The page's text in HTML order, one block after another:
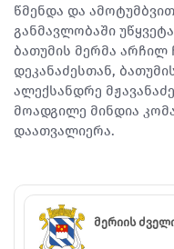
წმენდა და
განმავლობაში
ბათუმის მერმა არჩილ
დეკანაძესთან,
ალექსანდრე
მოადგილე მინდია
დაათვალიერა.
მერიის